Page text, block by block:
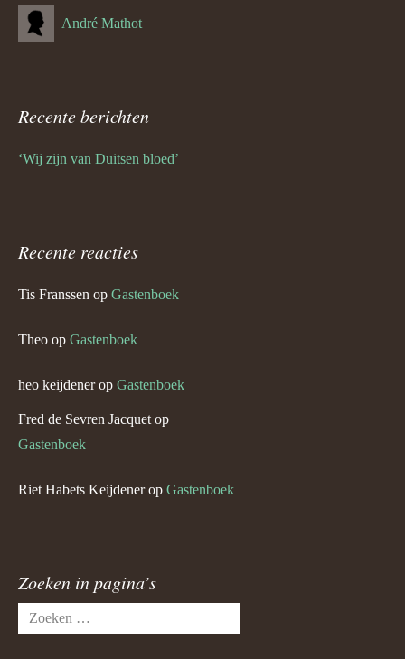
André Mathot
Recente berichten
‘Wij zijn van Duitsen bloed’
Recente reacties
Tis Franssen op Gastenboek
Theo op Gastenboek
heo keijdenerop Gastenboek
Fred de Sevren Jacquet op
Gastenboek
Riet Habets Keijdenerop Gastenboek
Zoeken in pagina’s
Zoeken
naar: